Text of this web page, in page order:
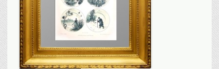
Мир
Исторические карты
Виды городов
Москва
Санкт-Петербург